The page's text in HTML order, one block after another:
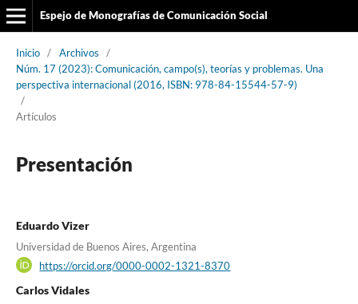
Espejo de Monografías de Comunicación Social
Inicio / Archivos
/
Núm. 17 (2023): Comunicación, campo(s), teorías y problemas. Una
perspectiva internacional (2016, ISBN: 978-84-15544-57-9)
/
Artículos
Presentación
Eduardo Vizer
Universidad de Buenos Aires, Argentina
https://orcid.org/0000-0002-1321-8370
Carlos Vidales